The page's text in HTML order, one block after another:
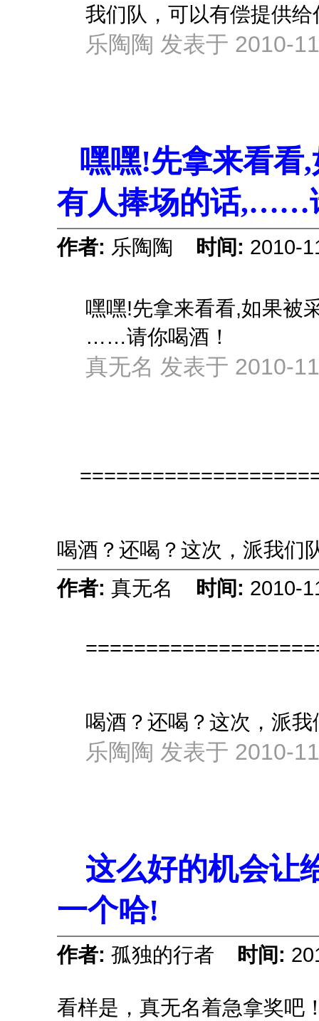
我们队，可以有偿提供
乐陶陶 发表于 2010-
嘿嘿!先拿来看看
有人捧场的话,……
作者: 乐陶陶 时间: 2010-
嘿嘿!先拿来看看,如果被
……请你喝酒！
真无名 发表于 2010-
喝酒？还喝？这次，派我们
作者: 真无名 时间: 2010-
喝酒？还喝？这次，派我
乐陶陶 发表于 2010-
这么好的机会让
一个哈!
作者: 孤独的行者 时间:
看样是，真无名着急拿奖吧